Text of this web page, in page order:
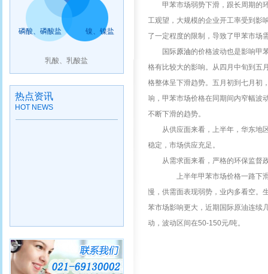
磷酸、磷酸盐 镍、镍盐
乳酸、乳酸盐
热点资讯
HOT NEWS
甲苯市场弱势下滑，跟长周期的
工观望，大规模的企业开工率受到影
了一定程度的限制，导致了甲苯市场
国际原油的价格波动也是影响甲
格有比较大的影响。从四月中旬到五
格整体呈下滑趋势。五月初到七月初
响，甲苯市场价格在同期间内窄幅波
不断下滑的趋势。
从供应面来看，上半年，华东地
稳定，市场供应充足。
从需求面来看，严格的环保监督
上半年甲苯市场价格一路下滑
慢，供需面表现弱势，业内多看空。
苯市场影响更大，近期国际原油连续
动，波动区间在50-150元/吨。